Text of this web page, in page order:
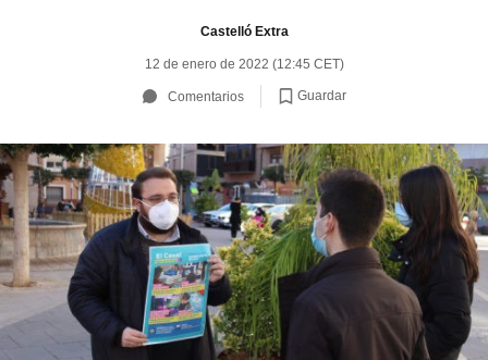
Castelló Extra
12 de enero de 2022 (12:45 CET)
Comentarios Guardar